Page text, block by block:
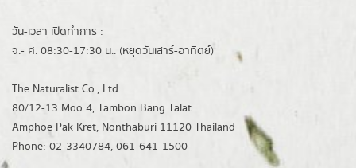
วัน-เวลา เปิดทำการ :
จ.- ศ. 08:30-17:30 น.. (หยุดวันเสาร์-อาทิตย์)
The Naturalist Co., Ltd.
80/12-13 Moo 4, Tambon Bang Talat
Amphoe Pak Kret, Nonthaburi 11120 Thailand
Phone: 02-3340784, 061-641-1500